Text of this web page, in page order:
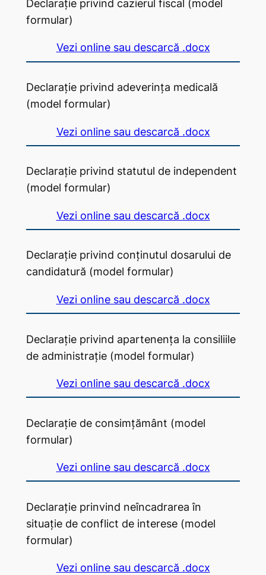
Declarație privind cazierul fiscal (model
formular)
Vezi online sau descarcă .docx
Declarație privind adeverința medicală
(model formular)
Vezi online sau descarcă .docx
Declarație privind statutul de independent
(model formular)
Vezi online sau descarcă .docx
Declarație privind conținutul dosarului de
candidatură (model formular)
Vezi online sau descarcă .docx
Declarație privind apartenența la consiliile
de administrație (model formular)
Vezi online sau descarcă .docx
Declarație de consimțământ (model
formular)
Vezi online sau descarcă .docx
Declarație prinvind neîncadrarea în
situație de conflict de interese (model
formular)
Vezi online sau descarcă .docx